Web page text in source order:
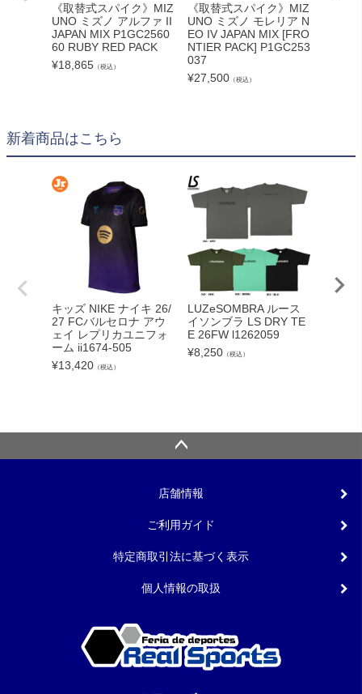
《取替式スパイク》MIZ
UNO ミズノ アルファ II
JAPAN MIX P1GC2560
60 RUBY RED PACK
¥18,865 （税込）
《取替式スパイク》MIZ
UNO ミズノ モレリア N
EO IV JAPAN MIX [FRO
NTIER PACK] P1GC253
037
¥27,500 （税込）
新着商品はこちら
キッズ NIKE ナイキ 26/
27 FCバルセロナ アウ
ェイ レプリカユニフォ
ーム ii1674-505
¥13,420 （税込）
LUZeSOMBRA ルース
イソンブラ LS DRY TE
E 26FW l1262059
¥8,250 （税込）
店舗情報
ご利用ガイド
特定商取引法に基づく表示
個人情報の取扱